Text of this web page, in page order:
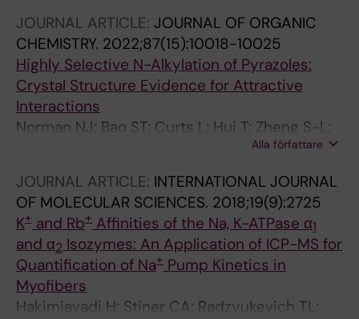
JOURNAL ARTICLE: JOURNAL OF ORGANIC
CHEMISTRY. 2022;87(15):10018-10025
Highly Selective N-Alkylation of Pyrazoles:
Crystal Structure Evidence for Attractive
Interactions
Norman NJ; Bao ST; Curts L; Hui T; Zheng S-L;
Shou T; Zeghibe A; Burdick I; Fuehrer H; Huang
Alla författare
JOURNAL ARTICLE: INTERNATIONAL JOURNAL
OF MOLECULAR SCIENCES. 2018;19(9):2725
K+ and Rb+ Affinities of the Na, K-ATPase α1
and α2 Isozymes: An Application of ICP-MS for
Quantification of Na+ Pump Kinetics in
Myofibers
Hakimjavadi H; Stiner CA; Radzyukevich TL;